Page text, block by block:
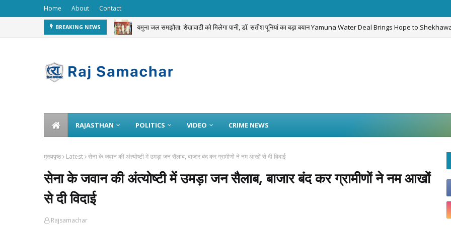
Home About Contact
BREAKING NEWS
STOLEN यमुना जल समझौता: शेखावाटी को मिलेगा पानी, डॉ. सतीश पूनियां का बड़ा बयान Yamuna Water Deal Brings Hope to
RAJASTHAN POLITICS VIDEO CRIME NEWS
मुख्यपृष्ठ Latest सेना के जवान की अंत्योष्टी में उमड़ा जन सैलाब, बाजार बंद कर ग्रामीणों ने नम आखों से दी विदाई
सेना के जवान की अंत्योष्टी में उमड़ा जन सैलाब, बाजार बंद कर ग्रामीणों ने नम आखों
से दी विदाई
Rajsamachar